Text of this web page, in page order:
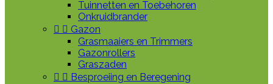
Tuinnetten en Toebehoren
Onkruidbrander
  Gazon
Grasmaaiers en Trimmers
Gazonrollers
Graszaden
  Besproeiing en Beregening